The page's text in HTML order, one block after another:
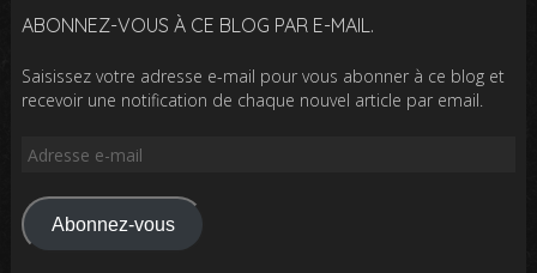
ABONNEZ-VOUS À CE BLOG PAR E-MAIL.
Saisissez votre adresse e-mail pour vous abonner à ce blog et
recevoir une notification de chaque nouvel article par email.
Adresse
mail
Abonnez-vous